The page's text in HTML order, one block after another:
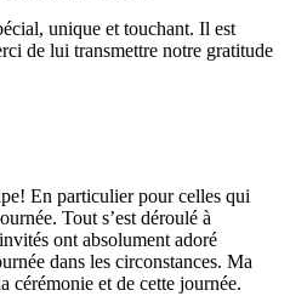
unique et touchant. Il est
de lui transmettre notre gratitude
En particulier pour celles qui
Tout s’est déroulé à
ont absolument adoré
dans les circonstances. Ma
cérémonie et de cette journée.